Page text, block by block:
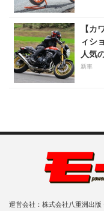
【カ
ィシ
人気
質に
新車
運営会社：株式会社八重洲出版